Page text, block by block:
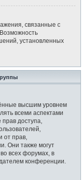
связанные с
установленных
высшим уровнем
всеми аспектами
доступа,
от прав,
Они также могут
всех форумах, в
конференции.